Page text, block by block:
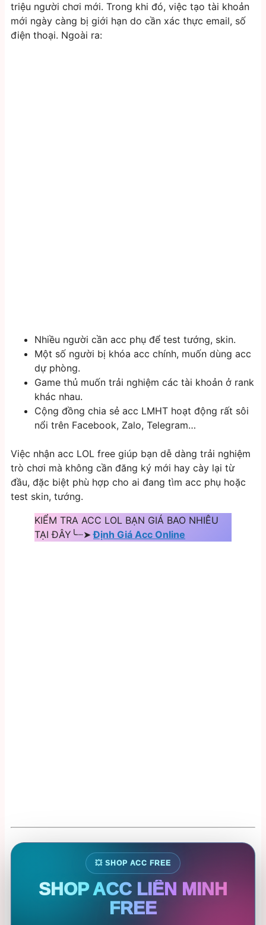
triệu người chơi mới. Trong khi đó, việc tạo tài khoản
mới ngày càng bị giới hạn do cần xác thực email, số
điện thoại. Ngoài ra:
Nhiều người cần acc phụ để test tướng, skin.
Một số người bị khóa acc chính, muốn dùng acc
dự phòng.
Game thủ muốn trải nghiệm các tài khoản ở rank
khác nhau.
Cộng đồng chia sẻ acc LMHT hoạt động rất sôi
nổi trên Facebook, Zalo, Telegram…
Việc nhận acc LOL free giúp bạn dễ dàng trải nghiệm
trò chơi mà không cần đăng ký mới hay cày lại từ
đầu, đặc biệt phù hợp cho ai đang tìm acc phụ hoặc
test skin, tướng.
KIỂM TRA ACC LOL BẠN GIÁ BAO NHIÊU
TẠI ĐÂY╰┈➤ Định Giá Acc Online
💥 SHOP ACC FREE
SHOP ACC LIÊN MINH
FREE